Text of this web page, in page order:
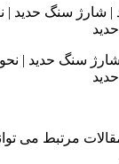
| شارژ سنگ حدید |
مرتبط می